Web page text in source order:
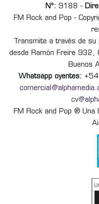
Nº: 9188 -
FM Rock and Pop -
Transmite a través de
desde Ramón Freire 932,
Buenos
Whatsapp oyentes:
FM Rock and Pop ® Una